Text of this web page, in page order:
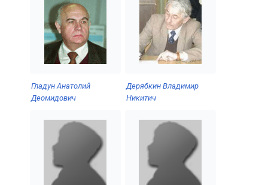
Гладун Анатолий
Деомидович
Дерябкин Владимир
Никитич